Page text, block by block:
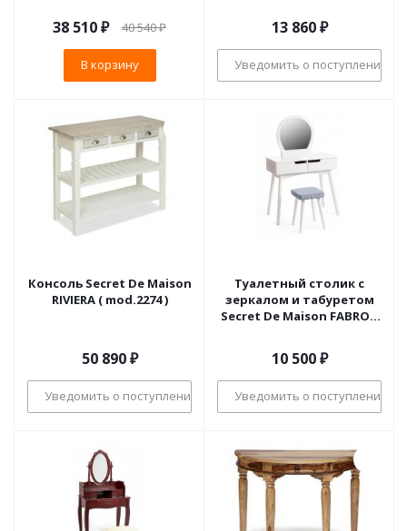
38 510₽ 40 540₽
В корзину
МДФ+Павловния,
75*40*145, Белый (White)
13 860₽
Уведомить о поступлении
Консоль Secret De Maison
RIVIERA ( mod.2274 )
50 890₽
Уведомить о поступлении
Туалетный столик с
зеркалом и табуретом
Secret De Maison FABRON
МДФ+сосна, 80*40*130,5,
Белый (White)
10 500₽
Уведомить о поступлении